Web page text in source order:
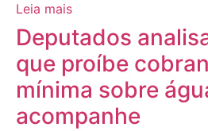
Leia mais
Deputados
que proíbe
mínima sobre
acompanhe